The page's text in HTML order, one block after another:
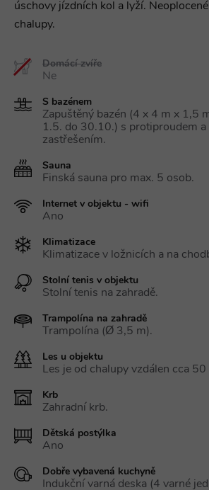
úschovy jízdních kol a lyží.
chalupy.
Domácí zvíře
Ne
S bazénem
Zapuštěný bazén (4 x 4 m x 1,5
1.5. do 30.10.) s protiproudem a
zastřešením.
Sauna
Finská sauna pro max. 5 osob.
Internet v objektu - wifi
Ano
Klimatizace
Klimatizace v ložnicích a na
Stolní tenis v objektu
Stolní tenis na zahradě.
Trampolína na zahradě
Trampolína (Ø 3,5 m).
Les u objektu
Les je od chalupy vzdálen cca 50
Krb
Zahradní krb.
Dětská postýlka
Ano
Dobře vybavená kuchyně
Indukční varná deska (4 varné